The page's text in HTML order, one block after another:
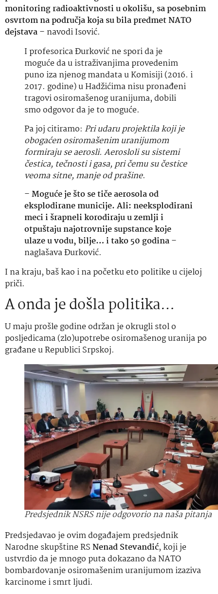
monitoring radioaktivnosti u okolišu, sa posebnim
osvrtom na područja koja su bila predmet NATO
dejstava– navodi Isović.
I profesorica Đurković ne spori da je
moguće da u istraživanjima provedenim
puno iza njenog mandata u Komisiji (2016. i
2017. godine) u Hadžićima nisu pronađeni
tragovi osiromašenog uranijuma, dobili
smo odgovor da je to moguće.
Pa joj citiramo: Pri udaru projektila koji je
obogaćen osiromašenim uranijumom
formiraju se aerosli. Aerosloli su sistemi
čestica, tečnosti i gasa, pri čemu su čestice
veoma sitne, manje od prašine.
–Moguće je što se tiče aerosola od
eksplodirane municije. Ali: neeksplodirani
meci i šrapneli korodiraju u zemlji i
otpuštaju najotrovnije supstance koje
ulaze u vodu, bilje… i tako 50 godina–
naglašava Đurković.
I na kraju, baš kao i na početku eto politike u cijeloj
priči.
A onda je došla politika…
U maju prošle godine održan je okrugli stol o
posljedicama (zlo)upotrebe osiromašenog uranija po
građane u Republici Srpskoj.
Predsjednik NSRS nije odgovorio na naša pitanja
Predsjedavao je ovim događajem predsjednik
Narodne skupštine RSNenad Stevandić, koji je
ustvrdio da je mnogo puta dokazano da NATO
bombardovanje osiromašenim uranijumom izaziva
karcinome i smrt ljudi.